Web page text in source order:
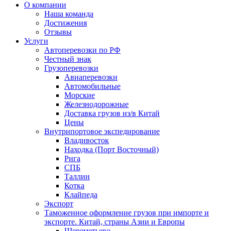
О компании
Наша команда
Достижения
Отзывы
Услуги
Автоперевозки по РФ
Честный знак
Грузоперевозки
Авиаперевозки
Автомобильные
Морские
Железнодорожные
Доставка грузов из/в Китай
Цены
Внутрипортовое экспедирование
Владивосток
Находка (Порт Восточный)
Рига
СПБ
Таллин
Котка
Клайпеда
Экспорт
Таможенное оформление грузов при импорте и
экспорте. Китай, страны Азии и Европы